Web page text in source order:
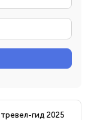
гид 2025